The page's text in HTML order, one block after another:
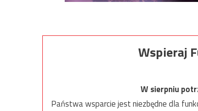
Wspieraj
W sierpniu
Państwa wsparcie jest niezbędne dla